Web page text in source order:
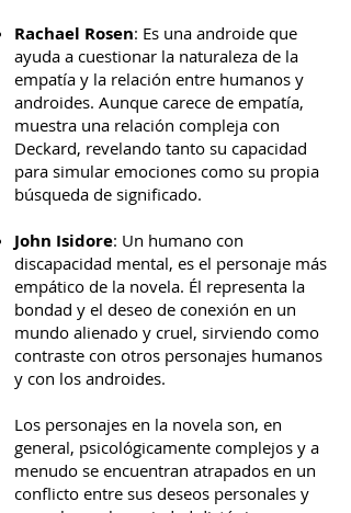
Rachael Rosen: Es una androide que
ayuda a cuestionar la naturaleza de la
empatía y la relación entre humanos y
androides. Aunque carece de empatía,
muestra una relación compleja con
Deckard, revelando tanto su capacidad
para simular emociones como su propia
búsqueda de significado.
John Isidore: Un humano con
discapacidad mental, es el personaje más
empático de la novela. Él representa la
bondad y el deseo de conexión en un
mundo alienado y cruel, sirviendo como
contraste con otros personajes humanos
y con los androides.
Los personajes en la novela son, en
general, psicológicamente complejos y a
menudo se encuentran atrapados en un
conflicto entre sus deseos personales y